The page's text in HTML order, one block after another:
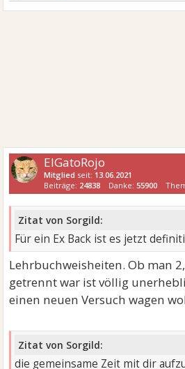
ElGatoRojo
Mitglied seit: 13.06.2021
Beiträge: 24838 Danke:55900
Zitat von Sorgild:
Für ein Ex Back ist es jetzt
Lehrbuchweisheiten. Ob man
getrennt war ist völlig
einen neuen Versuch wagen
Zitat von Sorgild:
die gemeinsame Zeit mit dir